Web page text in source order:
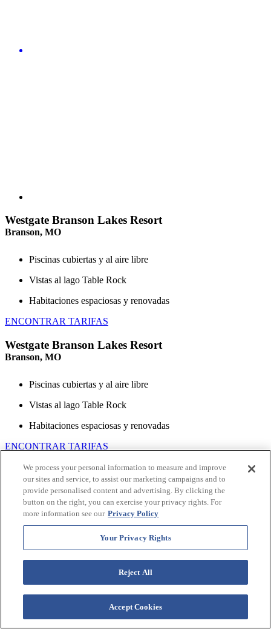
Westgate Branson Lakes Resort
Branson, MO
Piscinas cubiertas y al aire libre
Vistas al lago Table Rock
Habitaciones espaciosas y renovadas
ENCONTRAR TARIFAS
Westgate Branson Lakes Resort
Branson, MO
Piscinas cubiertas y al aire libre
Vistas al lago Table Rock
Habitaciones espaciosas y renovadas
ENCONTRAR TARIFAS
We process your personal information to measure and improve
our sites and service, to assist our marketing campaigns and to
provide personalised content and advertising. By clicking the
button on the right, you can exercise your privacy rights. For
more information see our Privacy Policy
Your Privacy Rights
Reject All
Accept Cookies